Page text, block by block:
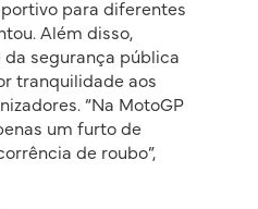
para diferentes
Além disso,
segurança pública
tranquilidade aos
“Na MotoGP
um furto de
de roubo”,